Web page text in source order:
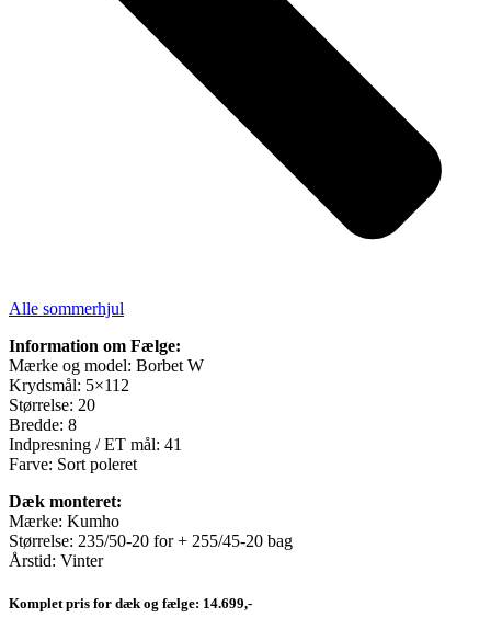
Alle sommerhjul
Information om Fælge:
Mærke og model: Borbet W
Krydsmål: 5×112
Størrelse: 20
Bredde: 8
Indpresning / ET mål: 41
Farve: Sort poleret
Dæk monteret:
Mærke: Kumho
Størrelse: 235/50-20 for + 255/45-20 bag
Årstid: Vinter
Komplet pris for dæk og fælge: 14.699,-